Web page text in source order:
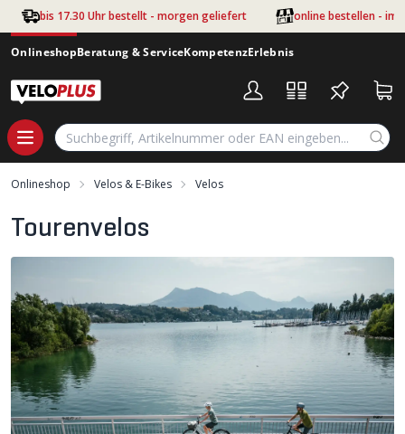
Zum Hauptinhalt springen
bis 17.30 Uhr bestellt - morgen geliefert online bestellen - im
OnlineshopBeratung & ServiceKompetenzErlebnis
Onlineshop Velos & E-Bikes Velos
Tourenvelos